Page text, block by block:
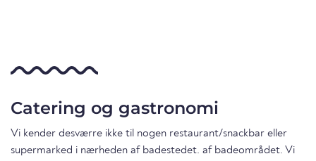
Catering og gastronomi
Vi kender desværre ikke til nogen restaurant/snackbar eller
supermarked i nærheden af badestedet. af badeområdet. Vi